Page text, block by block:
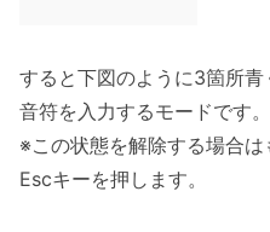
すると下図のように3箇所青
音符を入力するモードです。
※この状態を解除する場合は
Escキーを押します。